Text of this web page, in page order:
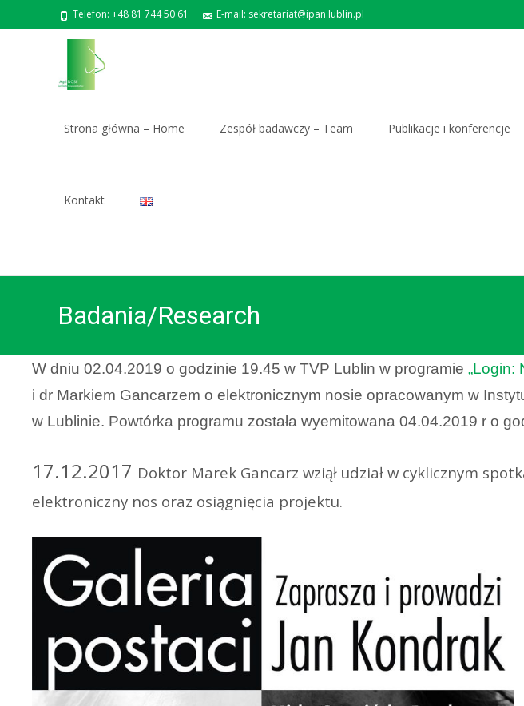
Telefon: +48 81 744 50 61 E-mail: sekretariat@ipan.lublin.pl
Strona główna – Home Zespół badawczy – Team Publikacje i konferencje
Kontakt
Badania/Research
W dniu 02.04.2019 o godzinie 19.45 w TVP Lublin w programie „Login:
i dr Markiem Gancarzem o elektronicznym nosie opracowanym w
w Lublinie. Powtórka programu została wyemitowana 04.04.2019 r o
17.12.2017 Doktor Marek Gancarz wziął udział w cyklicznym
elektroniczny nos oraz osiągnięcia projektu.